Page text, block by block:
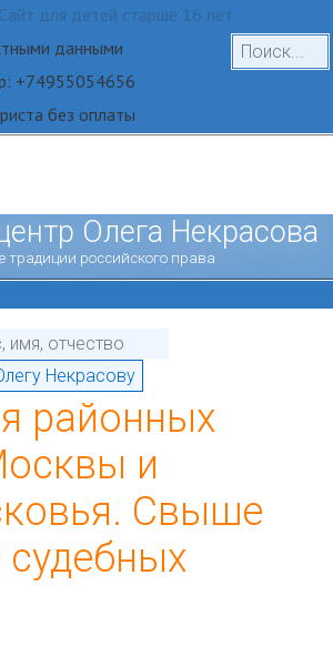
Олега Некрасова
традиции российского права
районных
и
Свыше
судебных